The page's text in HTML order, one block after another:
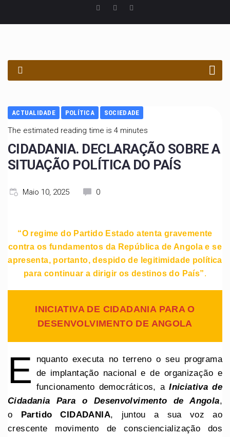
ACTUALIDADE POLÍTICA SOCIEDADE
The estimated reading time is 4 minutes
CIDADANIA. DECLARAÇÃO SOBRE A
SITUAÇÃO POLÍTICA DO PAÍS
Maio 10, 2025 0
“O regime do Partido Estado atenta gravemente
contra os fundamentos da República de Angola e se
apresenta, portanto, despido de legitimidade política
para continuar a dirigir os destinos do País”.
INICIATIVA DE CIDADANIA PARA O
DESENVOLVIMENTO DE ANGOLA
E
nquanto executa no terreno o seu programa
de implantação nacional e de organização e
funcionamento democráticos, aIniciativa de
Cidadania Para o Desenvolvimento de Angola,
o Partido CIDADANIA, juntou a sua voz ao
crescente movimento de consciencialização dos